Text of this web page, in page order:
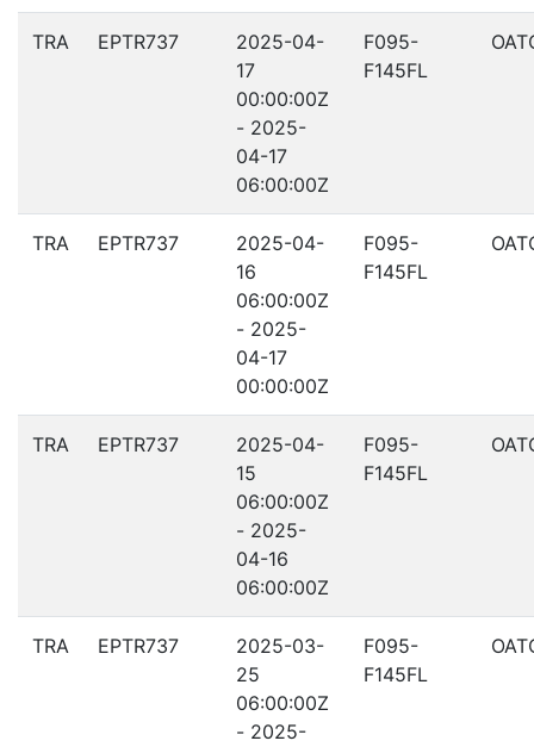
TRA EPTR737
2025-04-
17
00:00:00Z
- 2025-
04-17
06:00:00Z
F095-
F145FL
TRA EPTR737
2025-04-
16
06:00:00Z
- 2025-
04-17
00:00:00Z
F095-
F145FL
TRA EPTR737
2025-04-
15
06:00:00Z
- 2025-
04-16
06:00:00Z
F095-
F145FL
TRA EPTR737
2025-03-
25
06:00:00Z
- 2025-
F095-
F145FL